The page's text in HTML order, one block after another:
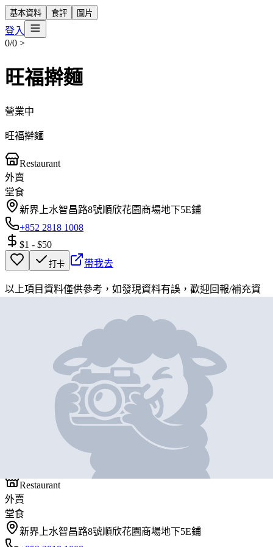
基本資料 食評 圖片
登入
0/0 >
旺福擀麵
營業中
旺福擀麵
Restaurant
外賣
堂食
新界上水智昌路8號順欣花園商場地下5E鋪
+852 2818 1008
$1 - $50
打卡 帶我去
以上項目資料僅供參考，如發現資料有誤，歡迎回報/補充資
旺福擀麵
Restaurant
外賣
堂食
新界上水智昌路8號順欣花園商場地下5E鋪